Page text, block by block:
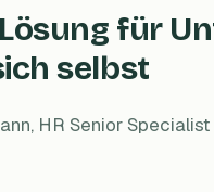
für
selbst
HR Senior